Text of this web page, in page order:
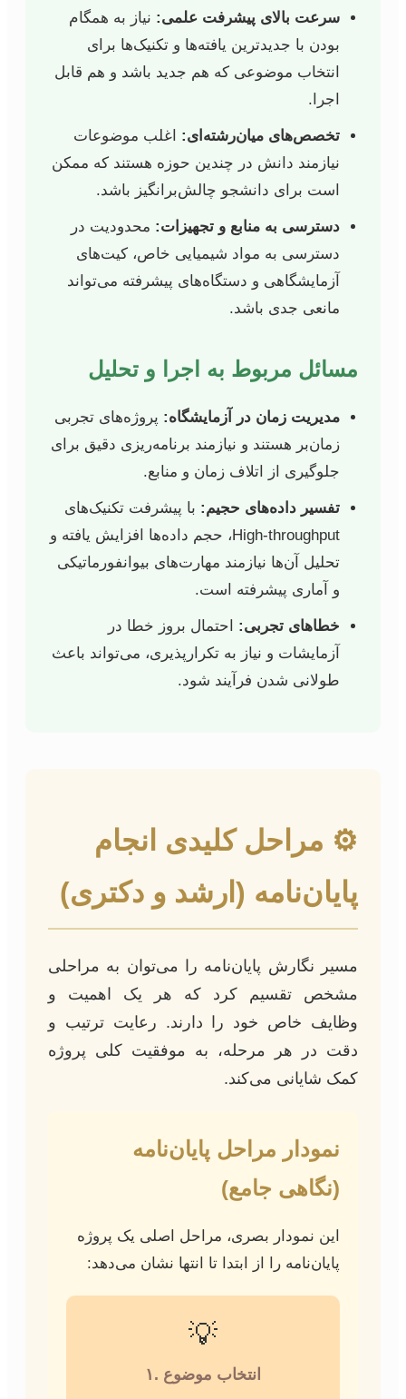
سرعت بالای پیشرفت علمی: نیاز به همگام
بودن با جدیدترین یافته‌ها و تکنیک‌ها برای
انتخاب موضوعی که هم جدید باشد و هم قابل
اجرا.
تخصص‌های میان‌رشته‌ای: اغلب موضوعات
نیازمند دانش در چندین حوزه هستند که ممکن
است برای دانشجو چالش‌برانگیز باشد.
دسترسی به منابع و تجهیزات: محدودیت در
دسترسی به مواد شیمیایی خاص، کیت‌های
آزمایشگاهی و دستگاه‌های پیشرفته می‌تواند
مانعی جدی باشد.
مسائل مربوط به اجرا و تحلیل
مدیریت زمان در آزمایشگاه: پروژه‌های تجربی
زمان‌بر هستند و نیازمند برنامه‌ریزی دقیق برای
جلوگیری از اتلاف زمان و منابع.
تفسیر داده‌های حجیم: با پیشرفت تکنیک‌های
High-throughput، حجم داده‌ها افزایش یافته و
تحلیل آن‌ها نیازمند مهارت‌های بیوانفورماتیکی
و آماری پیشرفته است.
خطاهای تجربی: احتمال بروز خطا در
آزمایشات و نیاز به تکرارپذیری، می‌تواند باعث
طولانی شدن فرآیند شود.
⚙️ مراحل کلیدی انجام
پایان‌نامه (ارشد و دکتری)
مسیر نگارش پایان‌نامه را می‌توان به مراحلی
مشخص تقسیم کرد که هر یک اهمیت و
وظایف خاص خود را دارند. رعایت ترتیب و
دقت در هر مرحله، به موفقیت کلی پروژه
کمک شایانی می‌کند.
نمودار مراحل پایان‌نامه
(نگاهی جامع)
این نمودار بصری، مراحل اصلی یک پروژه
پایان‌نامه را از ابتدا تا انتها نشان می‌دهد:
💡
۱. انتخاب موضوع